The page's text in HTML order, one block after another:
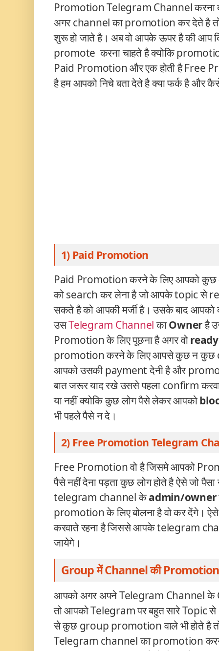
Promotion Telegram Channel करना
अगर channel का promotion कर देते है
शुरू हो जाते है। अब वो आपके ऊपर है की आप
promote करना चाहते है क्योकि
Paid Promotion और एक होती है Free
है हम आपको निचे बता देते है क्या फर्क है
1) Paid Promotion
Paid Promotion करने के लिए आपको कुछ
को search कर लेना है जो आपके topic से
सकते है को आपकी मर्जी है। उसके बाद आपको
उसTelegram ChannelकाOwnerहै
Promotion के लिए पूछना है अगर वो
promotion करने के लिए आपसे कुछ न कुछ
आपको उसकी payment देनी है और
बात जरूर याद रखे उससे पहला confirm
या नहीं क्योकि कुछ लोग पैसे लेकर आपको
भी पहले पैसे न दे।
2) Free Promotion Telegram
Free Promotion वो है जिसमे आपको
पैसे नहीं देना पड़ता कुछ लोग होते है ऐसे जो
telegram channel केadmin/owner
promotion के लिए बोलना है वो कर देंगे।
करवाते रहना है जिससे आपके telegram
जायेगे।
Group में Channel की
आपको अगर अपने Telegram Channel के
तो आपको Telegram पर बहुत सारे Topic से
से कुछ group promotion वाले भी होते है
Telegram channel का promotion